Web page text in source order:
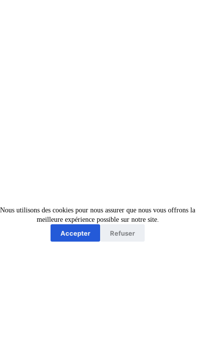
Nous utilisons des cookies pour nous assurer que nous vous offrons la
meilleure expérience possible sur notre site.
Accepter Refuser